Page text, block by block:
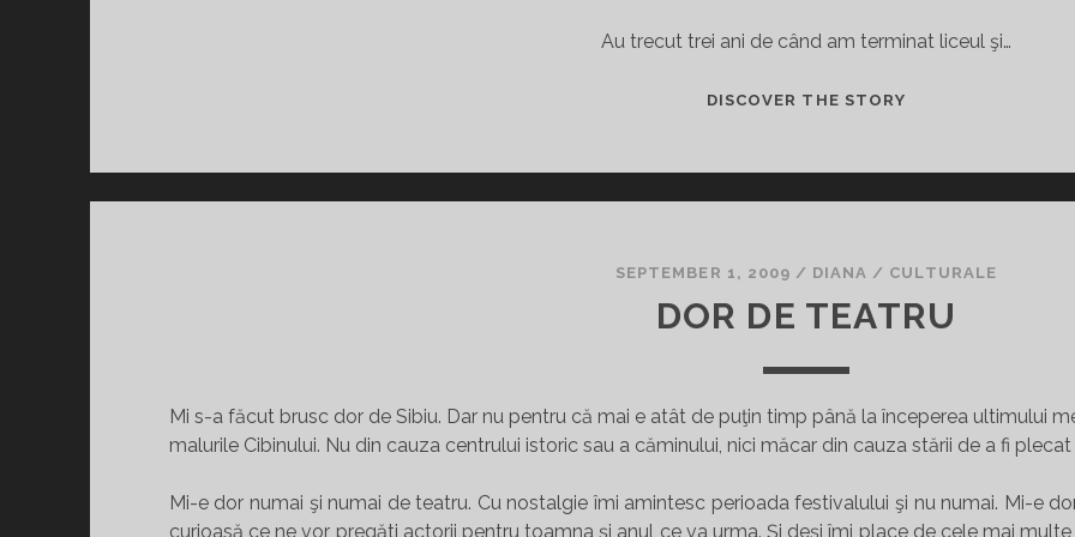
Au trecut trei ani de când am terminat liceul şi…
DISCOVER THE STORYSCURTĂ
SEPTEMBER 1, 2009 / DIANA / CULTURALE
DOR DE TEATRU
Mi s-a făcut brusc dor de Sibiu. Dar nu pentru că mai e atât de puţin timp până la începerea ultimului
malurile Cibinului. Nu din cauza centrului istoric sau a căminului, nici măcar din cauza stării de a fi
Mi-e dor numai şi numai de teatru. Cu nostalgie îmi amintesc perioada festivalului şi nu numai. Mi-e
curioasă ce ne vor pregăti actorii pentru toamna şi anul ce va urma. Şi deşi îmi place de cele mai